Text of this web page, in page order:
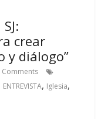
crear
y diálogo”
Comments
ENTREVISTA, Iglesia,